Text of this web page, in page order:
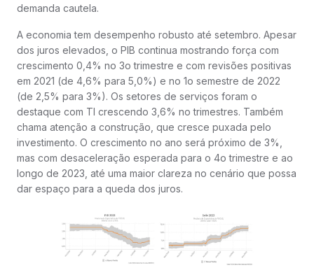
demanda cautela.
A economia tem desempenho robusto até setembro. Apesar
dos juros elevados, o PIB continua mostrando força com
crescimento 0,4% no 3o trimestre e com revisões positivas
em 2021 (de 4,6% para 5,0%) e no 1o semestre de 2022
(de 2,5% para 3%). Os setores de serviços foram o
destaque com TI crescendo 3,6% no trimestres. Também
chama atenção a construção, que cresce puxada pelo
investimento. O crescimento no ano será próximo de 3%,
mas com desaceleração esperada para o 4o trimestre e ao
longo de 2023, até uma maior clareza no cenário que possa
dar espaço para a queda dos juros.